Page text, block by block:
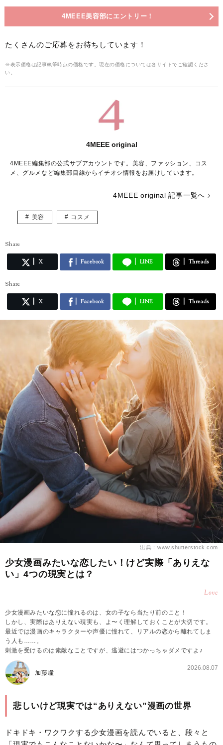
4MEEE美容部にエントリー！
たくさんのご応募をお待ちしています！
※表示価格は記事執筆時点の価格です。現在の価格については各サイトでご確認くださ
い。
4MEEE original
4MEEE編集部の公式サブアカウントです。美容、ファッション、コス
メ、グルメなど編集部目線からイチオシ情報をお届けしています。
4MEEE original 記事一覧へ
美容 コスメ
Share
X Facebook LINE Threads
Share
X Facebook LINE Threads
出典：www.shutterstock.com
少女漫画みたいな恋したい！けど実際「ありえな
い」4つの現実とは？
Love
少女漫画みたいな恋に憧れるのは、女の子なら当たり前のこと！
しかし、実際はありえない現実も、よ〜く理解しておくことが大切です。
最近では漫画のキャラクターや声優に憧れて、リアルの恋から離れてしま
う人も……。
刺激を受けるのは素敵なことですが、逃避にはつかっちゃダメですよ♪
加藤瞳
2026.08.07
悲しいけど現実では“ありえない”漫画の世界
ドキドキ・ワクワクする少女漫画を読んでいると、段々と